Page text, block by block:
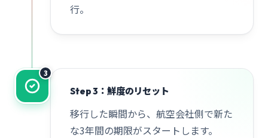
行。
3
Step 3：鮮度のリセット
移行した瞬間から、航空会社側で新た
な3年間の期限がスタートします。